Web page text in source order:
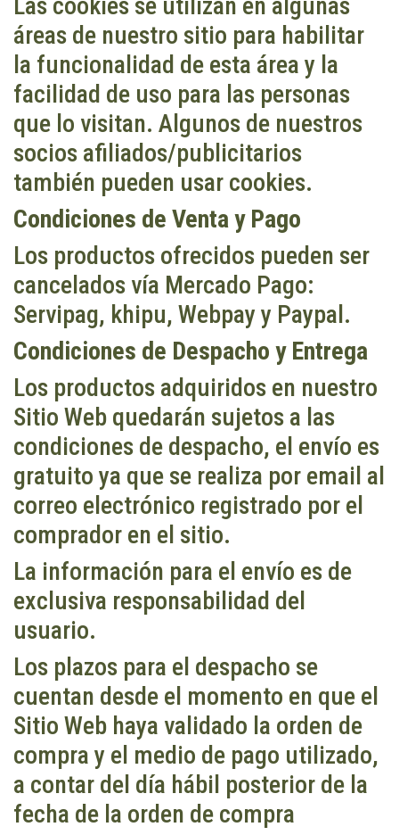
áreas de nuestro sitio para habilitar
la funcionalidad de esta área y la
facilidad de uso para las personas
que lo visitan. Algunos de nuestros
socios afiliados/publicitarios
también pueden usar cookies.
Condiciones de Venta y Pago
Los productos ofrecidos pueden ser
cancelados vía Mercado Pago:
Servipag, khipu, Webpay y Paypal.
Condiciones de Despacho y Entrega
Los productos adquiridos en nuestro
Sitio Web quedarán sujetos a las
condiciones de despacho, el envío es
gratuito ya que se realiza por email al
correo electrónico registrado por el
comprador en el sitio.
La información para el envío es de
exclusiva responsabilidad del
usuario.
Los plazos para el despacho se
cuentan desde el momento en que el
Sitio Web haya validado la orden de
compra y el medio de pago utilizado,
a contar del día hábil posterior de la
fecha de la orden de compra